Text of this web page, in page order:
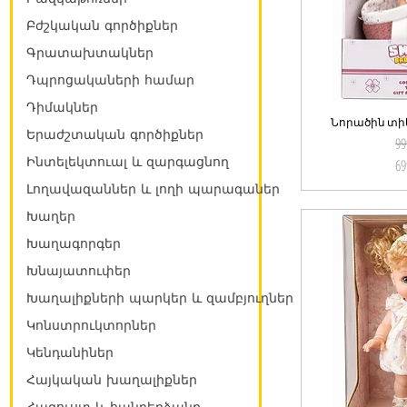
Նորածին
Բժշկական գործիքներ
Գրատախտակներ
Դպրոցակաների համար
Դիմակներ
Երաժշտական գործիքներ
Ինտելեկտուալ և զարգացնող
Լողավազաններ և լողի պարագաներ
Խաղեր
Խաղագորգեր
Խնայատուփեր
Խաղալիքների պարկեր և զամբյուղներ
Կոնստրուկտորներ
Կենդանիներ
Հայկական խաղալիքներ